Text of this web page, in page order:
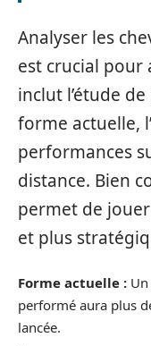
Analyser les
est crucial pour
inclut l’étude
forme actuelle,
performances
distance. Bien
permet de
et plus
Forme actuelle :
performé aura plus
lancée.